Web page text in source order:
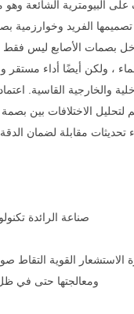
على البيومترية الشائعة
الفريد وخوارزمية
بصمات الأصابع ليس فقط
، ولكن أيضًا أداء
والخارجية القاسية.
لتحليل الاختلافات بين
تحديثات مقابلة لضمان
+ صناعة الرائدة
ومعالجتها حتى في